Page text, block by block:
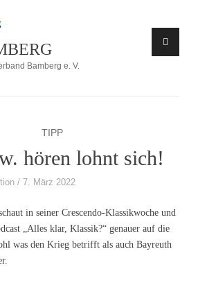
Bamberg e. V.
TIPP
hören lohnt sich!
7. März 2022
in sei­ner Cre­scen­do-Klas­sik­wo­che und
„Al­les klar, Klas­sik?“ ge­nau­er auf die
was den Krieg be­trifft als auch Bay­reuth